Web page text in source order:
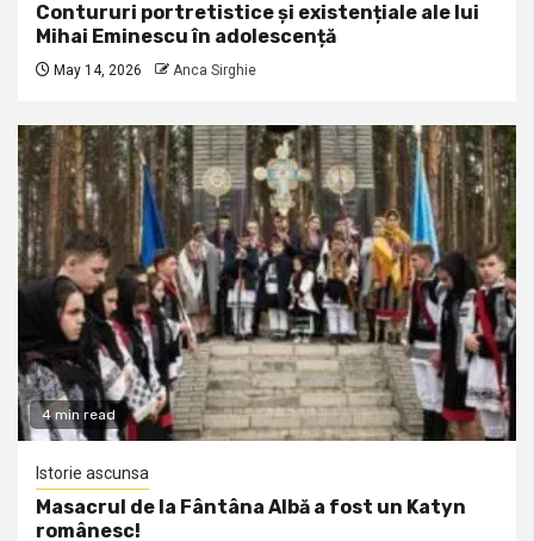
Contururi portretistice și existențiale ale lui
Mihai Eminescu în adolescență
May 14, 2026 Anca Sirghie
4 min read
Istorie ascunsa
Masacrul de la Fântâna Albă a fost un Katyn
românesc!